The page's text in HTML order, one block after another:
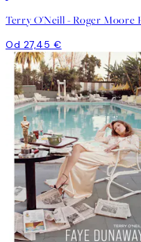
Od 27,45 €